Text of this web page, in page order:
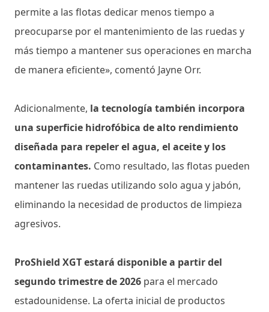
permite a las flotas dedicar menos tiempo a
preocuparse por el mantenimiento de las ruedas y
más tiempo a mantener sus operaciones en marcha
de manera eficiente», comentó Jayne Orr.
Adicionalmente, la tecnología también incorpora
una superficie hidrofóbica de alto rendimiento
diseñada para repeler el agua, el aceite y los
contaminantes. Como resultado, las flotas pueden
mantener las ruedas utilizando solo agua y jabón,
eliminando la necesidad de productos de limpieza
agresivos.
ProShield XGT estará disponible a partir del
segundo trimestre de 2026 para el mercado
estadounidense. La oferta inicial de productos